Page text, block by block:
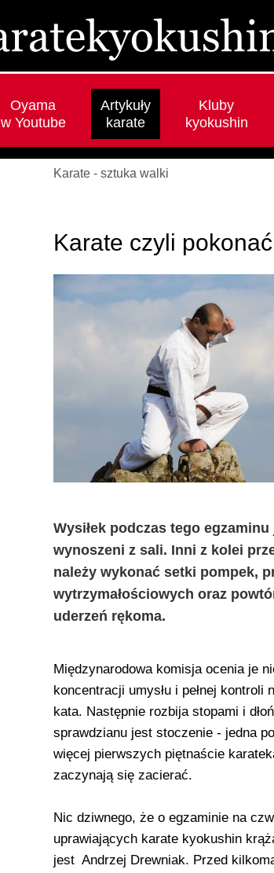
Oyama
w Youtube
Artykuły
karate
Kluby
kyokushin
Karate - sztuka walki
Karate czyli
Wysiłek podczas tego
wynoszeni z sali. Inni z kolei
należy wykonać setki pompek,
wytrzymałościowych oraz
uderzeń rękoma.
Międzynarodowa komisja ocenia je
koncentracji umysłu i pełnej
kata. Następnie rozbija stopami i
sprawdzia­nu jest stoczenie - jedna
więcej pierwszych piętnaście
zaczynają się zacierać.
Nic dziwnego, że o egzaminie na
uprawiających karate kyokushin
jest Andrzej Drewniak. Przed